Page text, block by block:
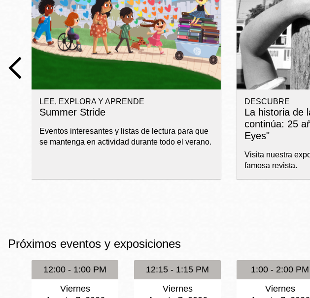
Biblioteca
Anza
Excelsior
Glen Park
Ingleside
Misión
Noe Valley
North Beach
Ocean View
Biblioteca
Ambulante OMI
Ortega
Presidio
LEE, EXPLORA Y APRENDE
Summer Stride
Eventos interesantes y listas de lectura para que
se mantenga en actividad durante todo el verano.
DESCUBRE
La historia de
continúa: 25
Eyes"
Visita nuestra
famosa revista.
Próximos eventos y exposiciones
12:00 - 1:00 PM
Viernes
12:15 - 1:15 PM
Viernes
1:00 - 2:00 PM
Viernes